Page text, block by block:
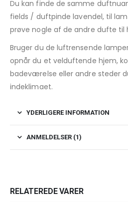
Du kan finde de samme
fields / duftpinde lavendel, til
prøve nogle af de andre dufte til
Bruger du de luftrensende
opnår du et velduftende hjem,
badeværelse eller andre steder
indeklimaet.
YDERLIGERE INFORMATION
ANMELDELSER (1)
RELATEREDE VARER